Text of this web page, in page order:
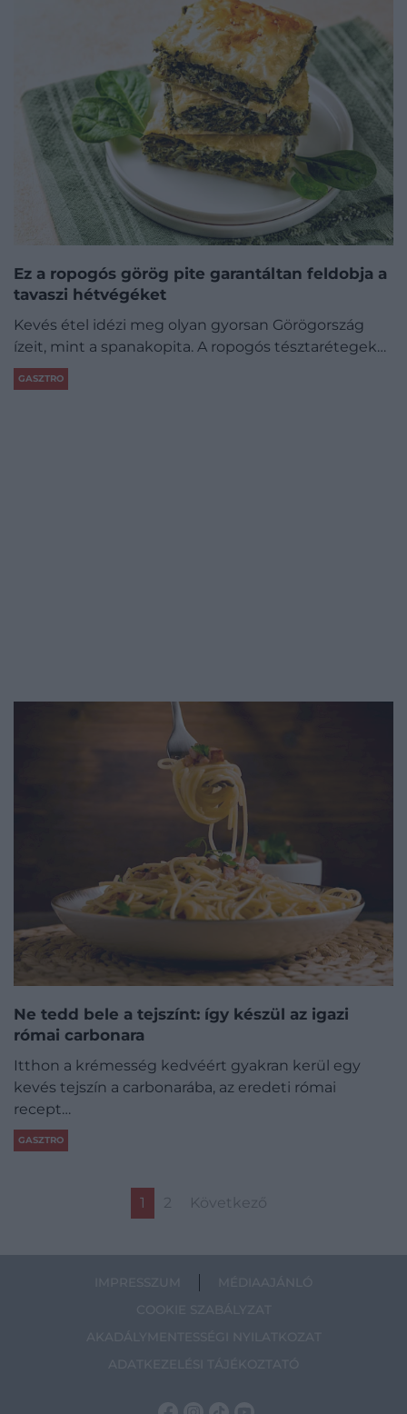
Ez a ropogós görög pite garantáltan feldobja a
tavaszi hétvégéket
Kevés étel idézi meg olyan gyorsan Görögország
ízeit, mint a spanakopita. A ropogós tésztarétegek…
GASZTRO
Ne tedd bele a tejszínt: így készül az igazi
római carbonara
Itthon a krémesség kedvéért gyakran kerül egy
kevés tejszín a carbonarába, az eredeti római
recept…
GASZTRO
1 2 Következő